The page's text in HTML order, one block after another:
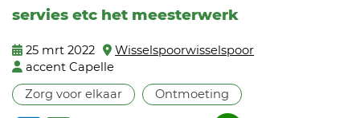
servies etc het meesterwerk
25 mrt 2022
Wisselspoorwisselspoor
accent Capelle
Zorg voor elkaar
Ontmoeting